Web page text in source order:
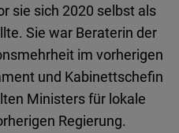
sie sich 2020 selbst als
Sie war Beraterin der
im vorherigen
und Kabinettschefin
Ministers für lokale
Regierung.